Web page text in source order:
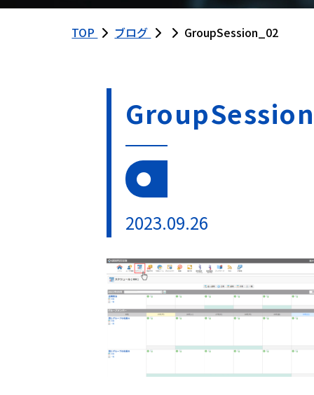
TOP ブログ GroupSession_02
2023.09.26